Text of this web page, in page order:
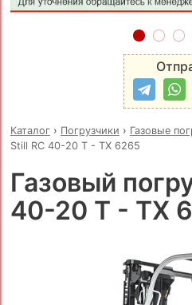
Каталог› Погрузчики › Газовые
Still RC 40-20 T - TX 6265
Газовый
40-20 T - TX